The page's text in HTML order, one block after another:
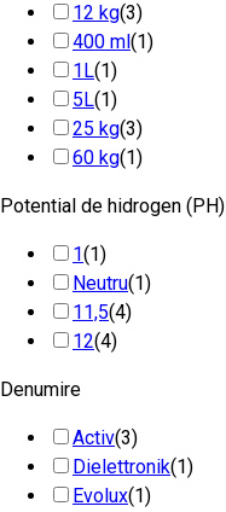
12 kg(3)
400 ml(1)
1L(1)
5L(1)
25 kg(3)
60 kg(1)
Potential de hidrogen (PH)
1(1)
Neutru(1)
11,5(4)
12(4)
Denumire
Activ(3)
Dielettronik(1)
Evolux(1)